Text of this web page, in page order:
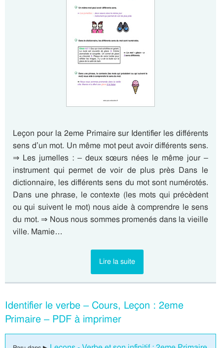
Leçon pour la 2eme Primaire sur Identifier les différents
sens d’un mot. Un même mot peut avoir différents sens.
⇒ Les jumelles : – deux sœurs nées le même jour –
instrument qui permet de voir de plus près Dans le
dictionnaire, les différents sens du mot sont numérotés.
Dans une phrase, le contexte (les mots qui précèdent
ou qui suivent le mot) nous aide à comprendre le sens
du mot. ⇒ Nous nous sommes promenés dans la vieille
ville. Mamie…
Lire la suite
Identifier le verbe – Cours, Leçon : 2eme
Primaire – PDF à imprimer